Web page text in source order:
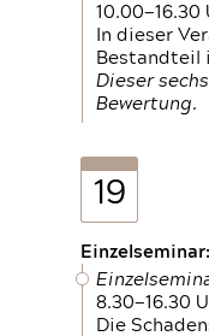
10.00—16.30
In dieser
Bestandteil
Dieser
Bewertung.
19
8.30—16.30
Die